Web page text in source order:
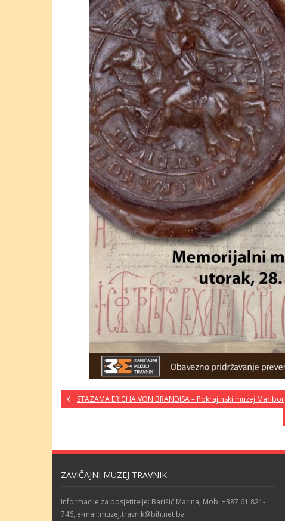
STAZAMA ERICHA VON BRANDISA – Pokrajinski muzej Maribor
ZAVIČAJNI MUZEJ TRAVNIK
Informacije za posjetitelje: Barišić Marina, Mob: +387 61 821-
746, e-mail:muzej.travnik@bih.net.ba